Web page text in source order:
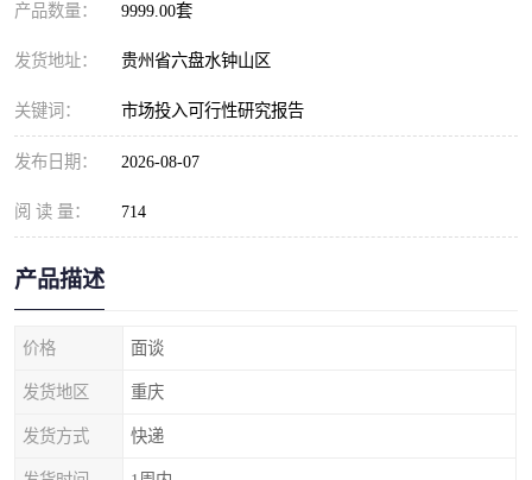
产品数量： 9999.00套
发货地址： 贵州省六盘水钟山区
关键词： 市场投入可行性研究报告
发布日期： 2026-08-07
阅 读 量： 714
产品描述
价格 面谈
发货地区 重庆
发货方式 快递